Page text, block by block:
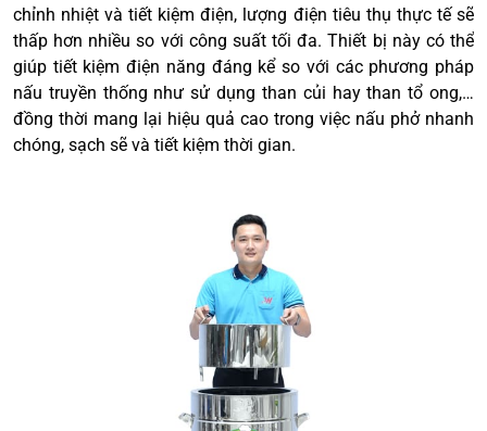
chỉnh nhiệt và tiết kiệm điện, lượng điện tiêu thụ thực tế sẽ
thấp hơn nhiều so với công suất tối đa. Thiết bị này có thể
giúp tiết kiệm điện năng đáng kể so với các phương pháp
nấu truyền thống như sử dụng than củi hay than tổ ong,…
đồng thời mang lại hiệu quả cao trong việc nấu phở nhanh
chóng, sạch sẽ và tiết kiệm thời gian.